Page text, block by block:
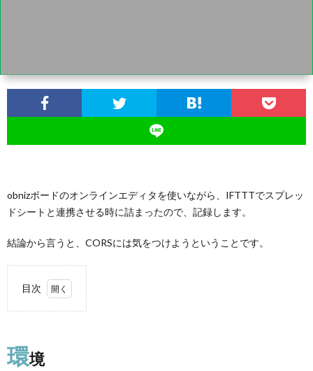
obnizボードのオンラインエディタを使いながら、IFTTTでスプレッ
ドシートと連携させる時に詰まったので、記録します。
結論から言うと、CORSには気をつけようということです。
目次
1.
コード
環境